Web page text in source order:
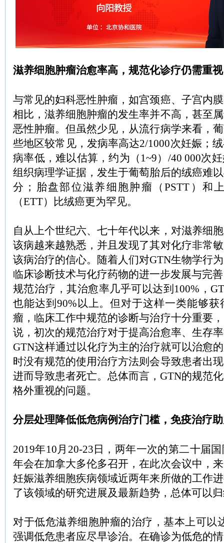
滋养细胞肿瘤治愈率高，规范化诊疗仍需重视
与常见的妇科恶性肿瘤，如宫颈癌、子宫内
相比，滋养细胞肿瘤的发生率并不高，甚至
恶性肿瘤。但虽然少见，从流行病学来看，
些地区较常见，发病率高达2/1000次妊娠；
病率低，难以估算，约为（1~9）/40 000次
组织病理学证据，发生于葡萄胎后的绒癌难
分；胎盘部位滋养细胞肿瘤（PSTT）和
（ETT）比绒癌更为罕见。
自从上个世纪六、七十年代以来，对滋养细
该病越来越熟悉，并且发现了其对化疗非常
该病治疗的信心。随着人们对GTN生物学行
临床诊断技术与化疗药物的进一步发展与完
规范治疗，其治愈率几乎可以达到100%，
也能达到90%以上。但对于这样一类能够
瘤，临床工作中规范的诊断与治疗十分重要
说，初次的规范治疗对于提高治愈率、生存
GTN这样通过以化疗为主的治疗就可以治愈
时没有规范的使用治疗方法则会导致患者出
进而导致患者死亡。总体而言，GTN的规范
格外重视的问题。
分层处理降低低危病例治疗门槛，免疫治疗
2019年10月20-23日，两年一次的第二十届
年会在加拿大多伦多召开，在此次会议中，
妊娠滋养细胞疾病领域近两年来所做的工作
了该领域的研究进展及最新趋势，总体可以
对于低危滋养细胞肿瘤的治疗，基本上可以
强调低危患者应尽早诊治。在确诊为低危的